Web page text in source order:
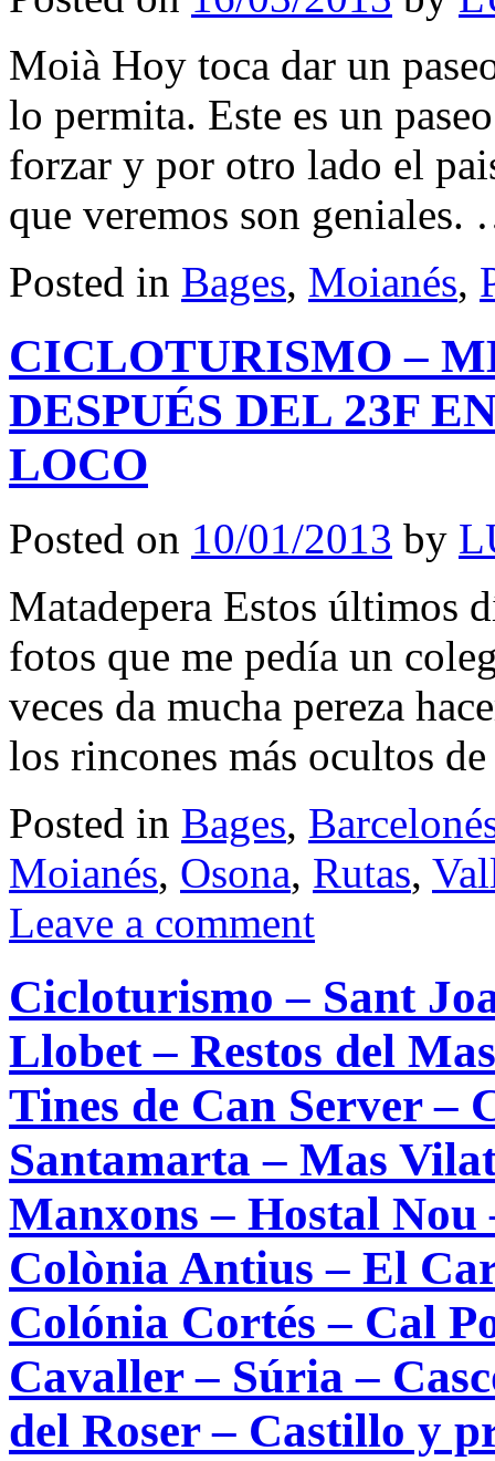
Moià Hoy toca dar un
lo permita. Este es un
forzar y por otro lado el
que veremos son
Posted in Bages, Moianés,
CICLOTURISMO –
DESPUÉS DEL 23F
LOCO
Posted on 10/01/2013 by
Matadepera Estos últimos
fotos que me pedía un
veces da mucha pereza
los rincones más ocultos
Posted in Bages,
Moianés, Osona, Rutas,
Leave a comment
Cicloturismo – Sant
Llobet – Restos del
Tines de Can Server –
Santamarta – Mas
Manxons – Hostal Nou
Colònia Antius – El
Colónia Cortés – Cal
Cavaller – Súria –
del Roser – Castillo y